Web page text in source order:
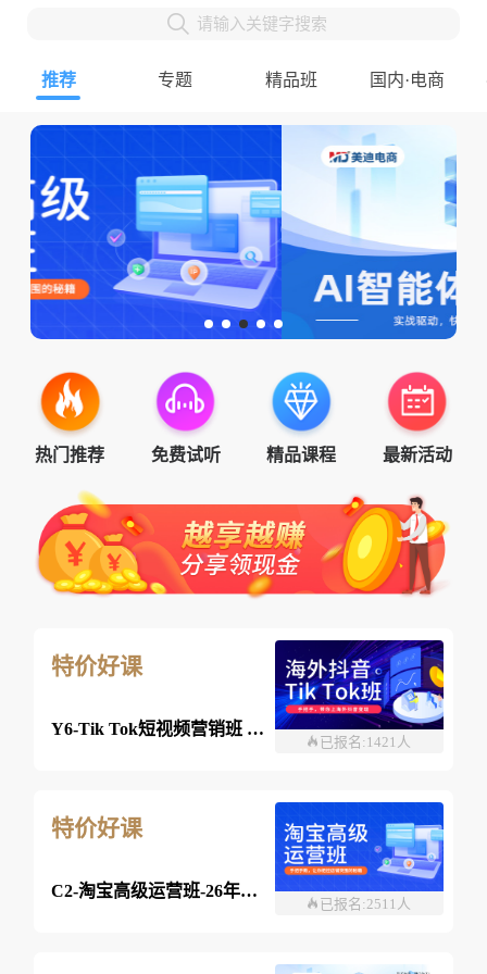
请输入关键字搜索
推荐 专题 精品班 国内·电商
热门推荐 免费试听 精品课程 最新活动
特价好课
Y6-Tik Tok短视频营销班 2026年8月03日 （线上）
已报名:1421人
特价好课
C2-淘宝高级运营班-26年8月03日（双师）
已报名:2511人